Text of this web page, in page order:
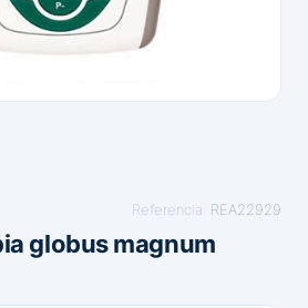
Referencia: REA22929
globus magnum